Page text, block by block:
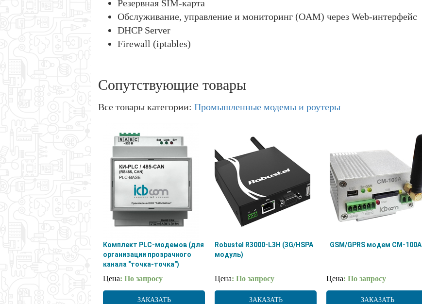
Резервная SIM-карта
Обслуживание, управление и мониторинг (OAM) через Web-интерфейс
DHСP Server
Firewall (iptables)
Сопутствующие товары
Все товары категории: Промышленные модемы и роутеры
Комплект PLC-модемов (для
организации прозрачного
канала "точка-точка")
Цена: По запросу
ЗАКАЗАТЬ
Robustel R3000-L3H (3G/HSPA
модуль)
Цена: По запросу
ЗАКАЗАТЬ
GSM/GPRS модем СМ-100А
Цена: По запросу
ЗАКАЗАТЬ